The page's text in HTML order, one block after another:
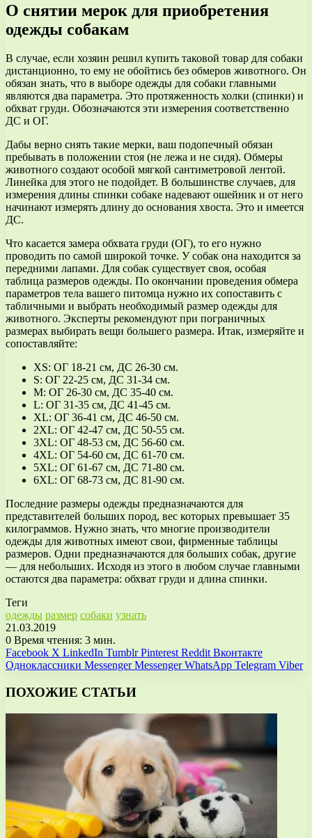
О снятии мерок для приобретения
одежды собакам
В случае, если хозяин решил купить таковой товар для собаки
дистанционно, то ему не обойтись без обмеров животного. Он
обязан знать, что в выборе одежды для собаки главными
являются два параметра. Это протяженность холки (спинки) и
обхват груди. Обозначаются эти измерения соответственно
ДС и ОГ.
Дабы верно снять такие мерки, ваш подопечный обязан
пребывать в положении стоя (не лежа и не сидя). Обмеры
животного создают особой мягкой сантиметровой лентой.
Линейка для этого не подойдет. В большинстве случаев, для
измерения длины спинки собаке надевают ошейник и от него
начинают измерять длину до основания хвоста. Это и имеется
ДС.
Что касается замера обхвата груди (ОГ), то его нужно
проводить по самой широкой точке. У собак она находится за
передними лапами. Для собак существует своя, особая
таблица размеров одежды. По окончании проведения обмера
параметров тела вашего питомца нужно их сопоставить с
табличными и выбрать необходимый размер одежды для
животного. Эксперты рекомендуют при пограничных
размерах выбирать вещи большего размера. Итак, измеряйте и
сопоставляйте:
XS: ОГ 18-21 см, ДС 26-30 см.
S: ОГ 22-25 см, ДС 31-34 см.
М: ОГ 26-30 см, ДС 35-40 см.
L: ОГ 31-35 см, ДС 41-45 см.
XL: ОГ 36-41 см, ДС 46-50 см.
2XL: ОГ 42-47 см, ДС 50-55 см.
3XL: ОГ 48-53 см, ДС 56-60 см.
4XL: ОГ 54-60 см, ДС 61-70 см.
5XL: ОГ 61-67 см, ДС 71-80 см.
6XL: ОГ 68-73 см, ДС 81-90 см.
Последние размеры одежды предназначаются для
представителей больших пород, вес которых превышает 35
килограммов. Нужно знать, что многие производители
одежды для животных имеют свои, фирменные таблицы
размеров. Одни предназначаются для больших собак, другие
— для небольших. Исходя из этого в любом случае главными
остаются два параметра: обхват груди и длина спинки.
Теги
одежды размер собаки узнать
21.03.2019
0 Время чтения: 3 мин.
Facebook X LinkedIn Tumblr Pinterest Reddit Вконтакте
Одноклассники Messenger Messenger WhatsApp Telegram Viber
ПОХОЖИЕ СТАТЬИ